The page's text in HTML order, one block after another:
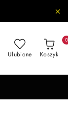
Ulubione Koszyk
0